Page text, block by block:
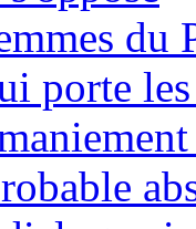
du
porte